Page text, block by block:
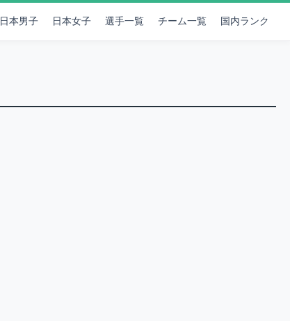
日本男子 日本女子 選手一覧 チーム一覧 国内ランク